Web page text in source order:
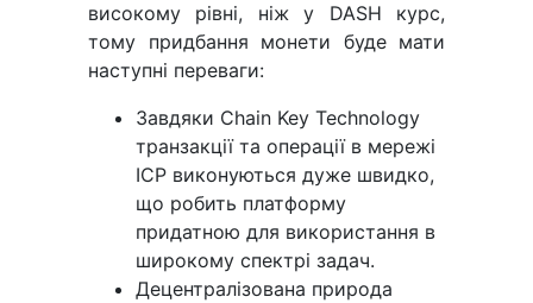
високому рівні, ніж у DASH курс,
тому придбання монети буде мати
наступні переваги:
Завдяки Chain Key Technology
транзакції та операції в мережі
ІСР виконуються дуже швидко,
що робить платформу
придатною для використання в
широкому спектрі задач.
Децентралізована природа